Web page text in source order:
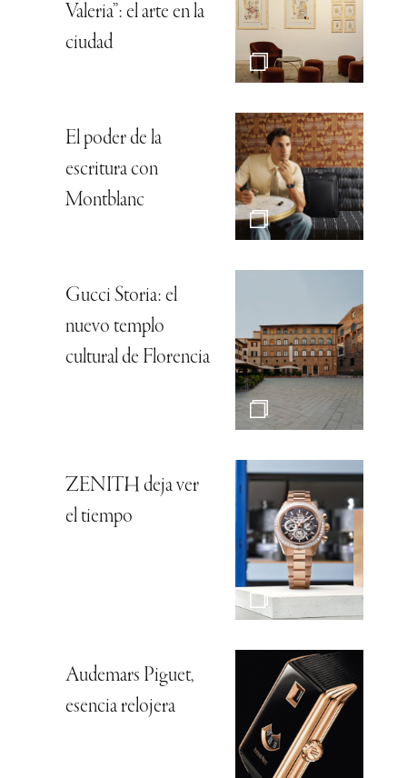
Valeria”: el arte en la
ciudad
El poder de la
escritura con
Montblanc
Gucci Storia: el
nuevo templo
cultural de Florencia
ZENITH deja ver
el tiempo
Audemars Piguet,
esencia relojera